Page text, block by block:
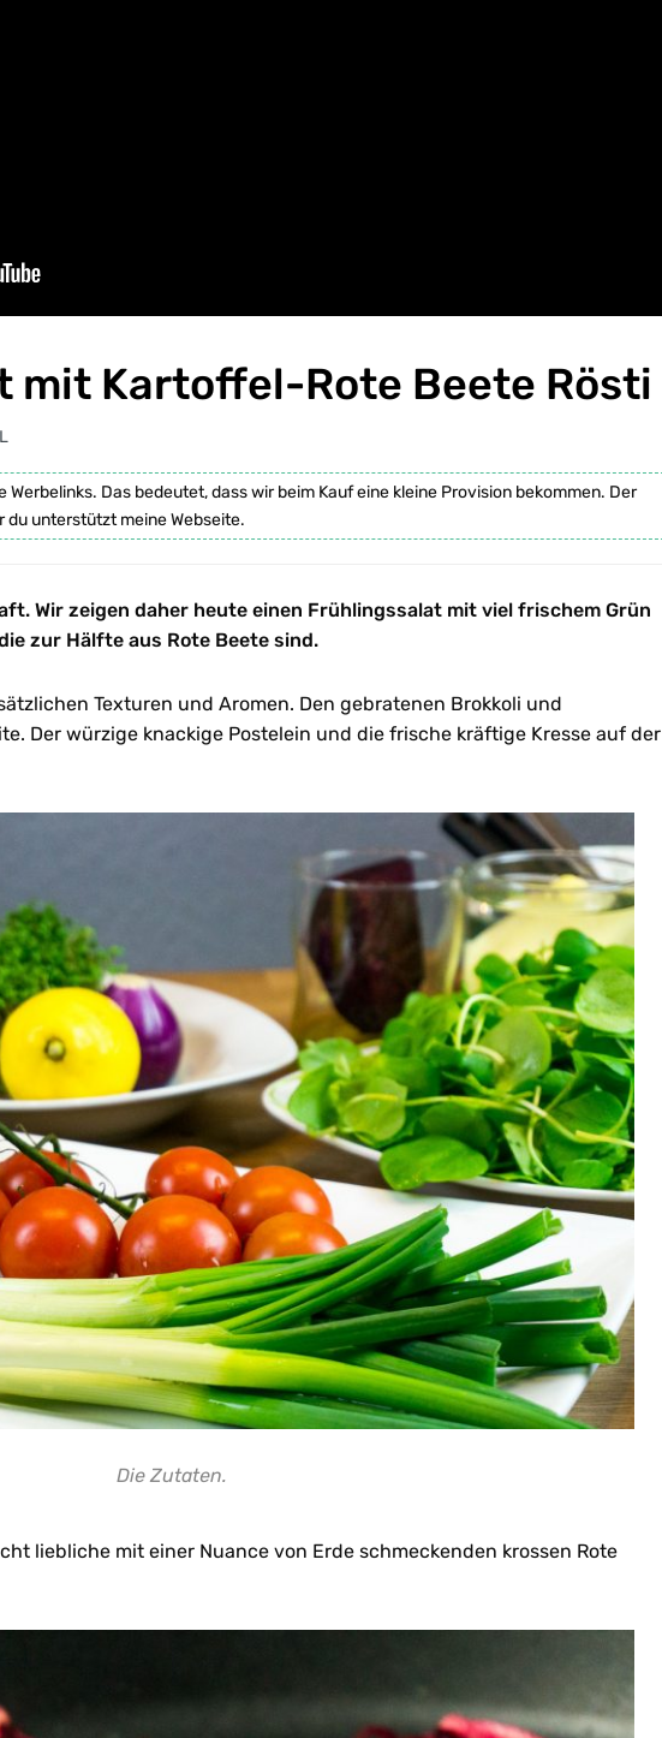
mit Kartoffel-Rote Beete Rösti
Das bedeutet, dass wir beim Kauf eine kleine Provision bekommen. Der
unterstützt meine Webseite.
Wir zeigen daher heute einen Frühlingssalat mit viel frischem Grün
zur Hälfte aus Rote Beete sind.
Texturen und Aromen. Den gebratenen Brokkoli und
Der würzige knackige Postelein und die frische kräftige Kresse auf der
Die Zutaten.
liebliche mit einer Nuance von Erde schmeckenden krossen Rote